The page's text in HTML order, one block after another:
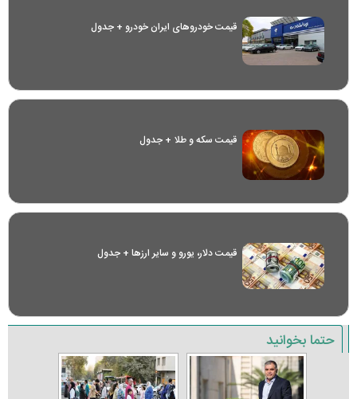
قیمت خودرو‌های ایران خودرو + جدول
قیمت سکه و طلا + جدول
قیمت دلار، یورو و سایر ارز‌ها + جدول
حتما بخوانید